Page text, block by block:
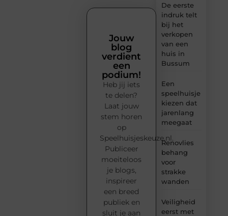
De eerste
indruk telt
bij het
verkopen
van een
huis in
Bussum
Een
speelhuisje
kiezen dat
jarenlang
meegaat
Renovlies
behang
voor
strakke
wanden
Veiligheid
eerst met
Jouw
blog
verdient
een
podium!
Heb jij iets
te delen?
Laat jouw
stem horen
op
Speelhuisjeskeuze.nl.
Publiceer
moeiteloos
je blogs,
inspireer
een breed
publiek en
sluit je aan